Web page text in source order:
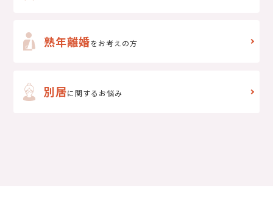
熟年離婚をお考えの方
別居に関するお悩み